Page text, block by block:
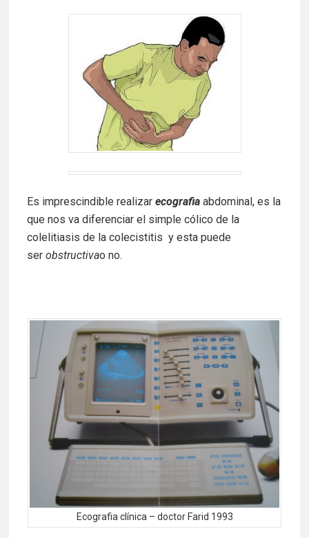
Es imprescindible realizar ecografia abdominal, es la
que nos va diferenciar el simple cólico de la
colelitiasis de la colecistitis y esta puede
ser obstructivao no.
Ecografia clínica – doctor Farid 1993